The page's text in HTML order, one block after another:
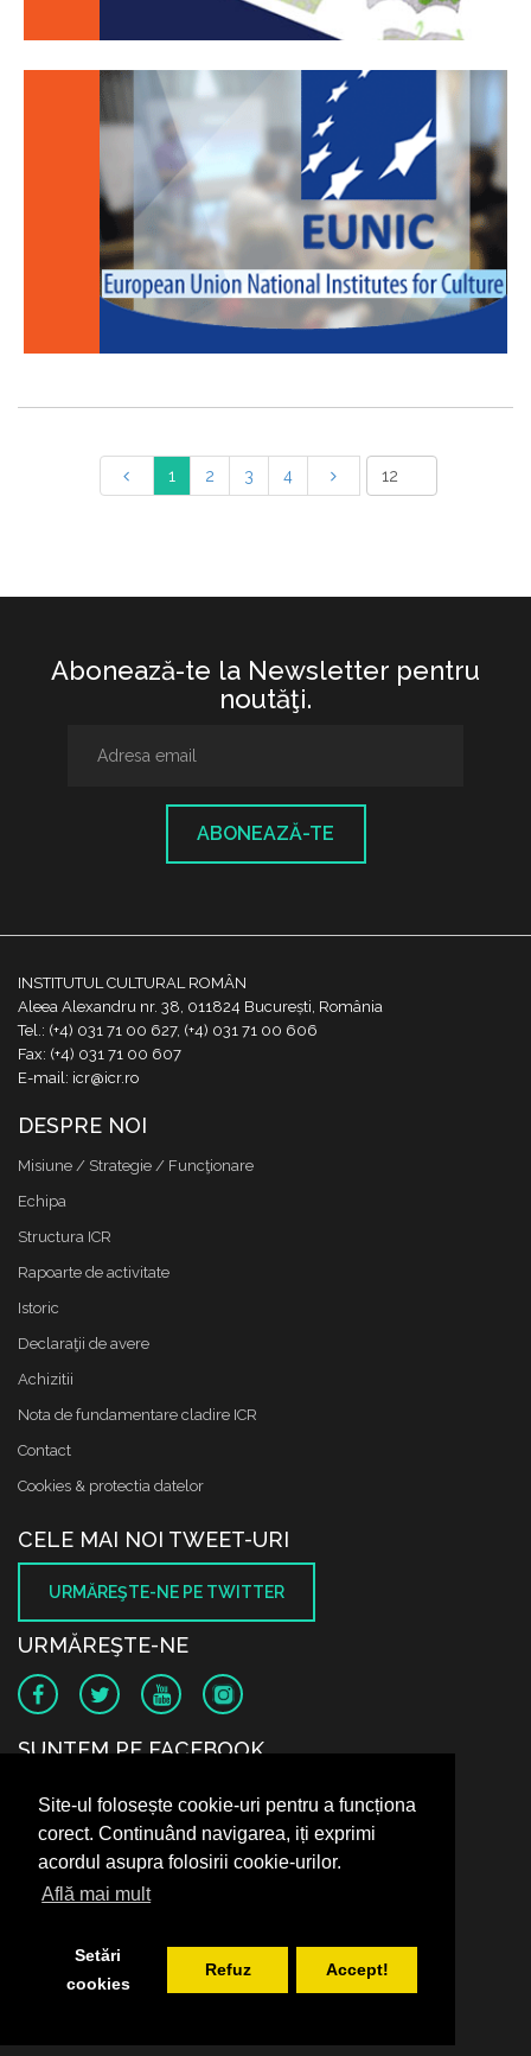
Site-ul folosește cookie-uri pentru a funcționa
corect. Continuând navigarea, iți exprimi
acordul asupra folosirii cookie-urilor.
Află mai mult
Setări
cookies
Refuz Accept!
1 2 3 4
Abonează-te la Newsletter pentru
noutăţi.
ABONEAZĂ-TE
INSTITUTUL CULTURAL ROMÂN
Aleea Alexandru nr. 38, 011824 București, România
Tel.: (+4) 031 71 00 627, (+4) 031 71 00 606
Fax: (+4) 031 71 00 607
E-mail: icr@icr.ro
DESPRE NOI
Misiune / Strategie / Funcţionare
Echipa
Structura ICR
Rapoarte de activitate
Istoric
Declaraţii de avere
Achizitii
Nota de fundamentare cladire ICR
Contact
Cookies & protectia datelor
CELE MAI NOI TWEET-URI
URMĂREŞTE-NE PE TWITTER
URMĂREŞTE-NE
SUNTEM PE FACEBOOK